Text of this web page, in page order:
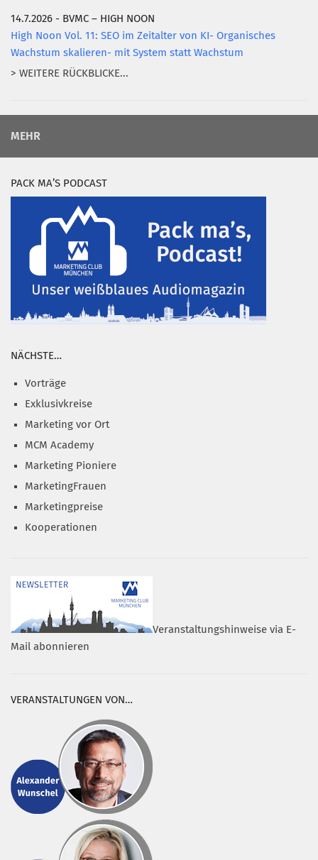
14.7.2026 - BVMC – HIGH NOON
High Noon Vol. 11: SEO im Zeitalter von KI- Organisches
Wachstum skalieren- mit System statt Wachstum
> WEITERE RÜCKBLICKE...
MEHR
PACK MA’S PODCAST
NÄCHSTE…
Vorträge
Exklusivkreise
Marketing vor Ort
MCM Academy
Marketing Pioniere
MarketingFrauen
Marketingpreise
Kooperationen
Veranstaltungshinweise via E-
Mail abonnieren
VERANSTALTUNGEN VON…